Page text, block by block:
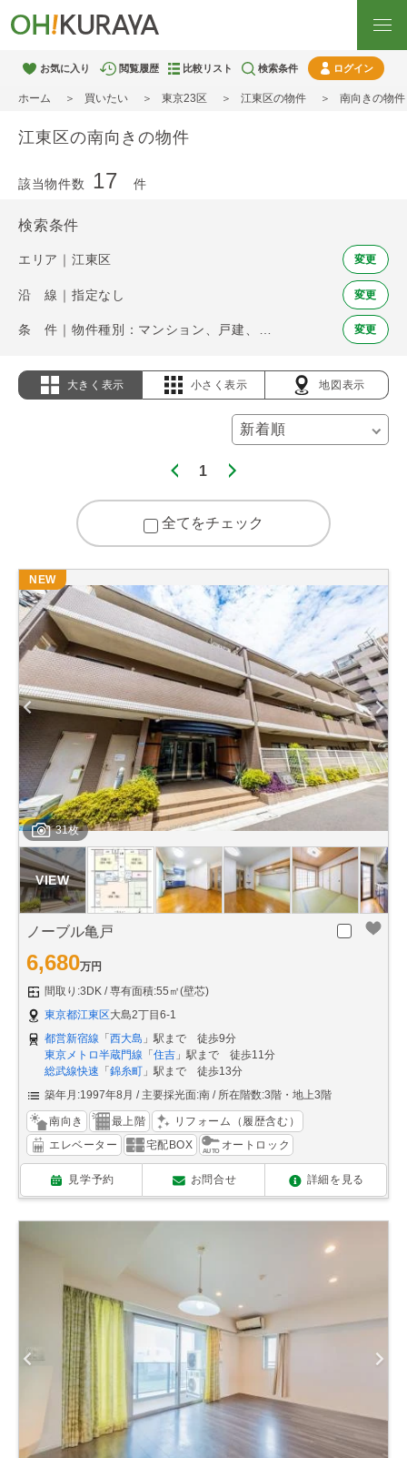
お気に入り 閲覧履歴 比較リスト 検索条件 ログイン
ホーム 買いたい 東京23区 江東区の物件 南向きの物件
江東区の南向きの物件
該当物件数 17 件
検索条件
エリア｜江東区 変更
沿 線｜指定なし 変更
変更
大きく表示 小さく表示 地図表示
1
全てをチェック
31枚
NEW
ノーブル亀戸
6,680万円
間取り:3DK
専有面積:55㎡(壁芯)
東京都江東区大島2丁目6-1
都営新宿線 「 西大島 」駅まで 徒歩9分
東京メトロ半蔵門線 「 住吉 」駅まで 徒歩11分
総武線快速 「 錦糸町 」駅まで 徒歩13分
築年月:1997年8月
主要採光面:南 所在階数:3階・地上3階
南向き 最上階
リフォーム（履歴含む）
エレベーター
宅配BOX オートロック
見学予約 お問合せ 詳細を見る